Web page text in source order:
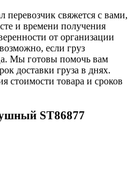
свяжется с вами,
и времени получения
от организации
если груз
Мы готовы помочь вам
доставки груза в днях.
стоимости товара и сроков
ST86877